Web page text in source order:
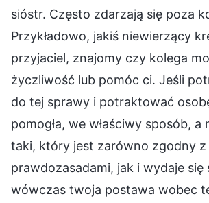
sióstr. Często zdarzają się poza
Przykładowo, jakiś niewierzący
przyjaciel, znajomy czy kolega
życzliwość lub pomóc ci. Jeśli
do tej sprawy i potraktować
pomogła, we właściwy sposób, a
taki, który jest zarówno zgodny z
prawdozasadami, jak i wydaje się
wówczas twoja postawa wobec